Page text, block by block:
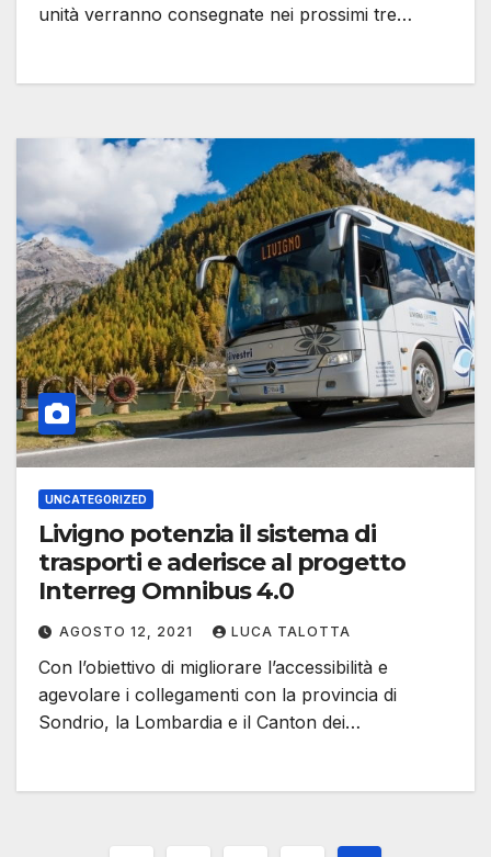
unità verranno consegnate nei prossimi tre…
UNCATEGORIZED
Livigno potenzia il sistema di
trasporti e aderisce al progetto
Interreg Omnibus 4.0
AGOSTO 12, 2021 LUCA TALOTTA
Con l’obiettivo di migliorare l’accessibilità e
agevolare i collegamenti con la provincia di
Sondrio, la Lombardia e il Canton dei…